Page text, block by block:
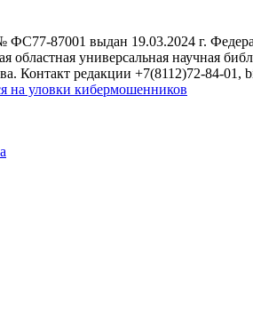
87001 выдан 19.03.2024 г.
областная универсальная научная
Контакт редакции +7(8112)72-84-01,
на уловки кибермошенников